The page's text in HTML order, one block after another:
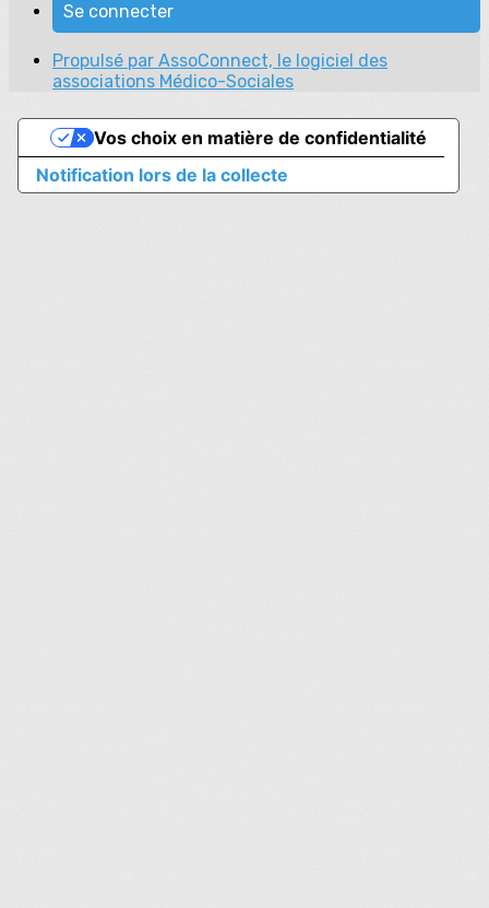
Se connecter
Propulsé par AssoConnect, le logiciel des
associations Médico-Sociales
Notification lors de la collecte
Vos choix en matière de confidentialité